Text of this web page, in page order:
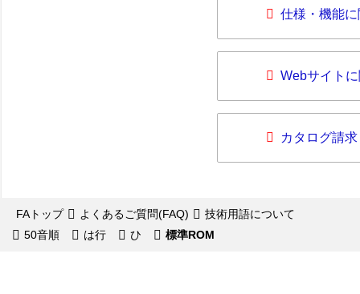
仕様・機能
Webサイト
カタログ請求
FAトップ よくあるご質問(FAQ)
技術用語について
50音順
は行 ひ 標準ROM